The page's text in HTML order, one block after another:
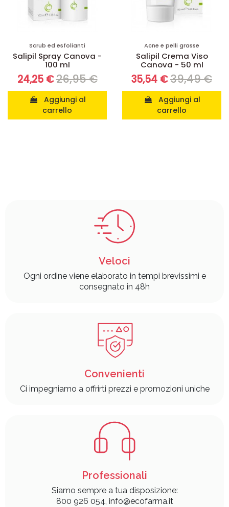
Scrub ed esfolianti
Salipil Spray Canova -
100 ml
24,25 €26,95 €
carrello
Acne e pelli grasse
Salipil Crema Viso
Canova - 50 ml
35,54 €39,49 €
carrello
Veloci
Ogni ordine viene elaborato in tempi brevissimi e
consegnato in 48h
Convenienti
Ci impegniamo a offrirti prezzi e promozioni uniche
Professionali
Siamo sempre a tua disposizione:
800 926 054, info@ecofarma.it